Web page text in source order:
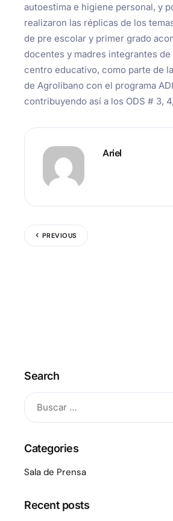
autoestima e higiene personal, y
realizaron las réplicas de los
de pre escolar y primer grado
docentes y madres integrantes de
centro educativo, como parte de
de Agrolibano con el programa
contribuyendo así a los ODS # 3,
Ariel
PREVIOUS
Search
Categories
Sala de Prensa
Recent posts